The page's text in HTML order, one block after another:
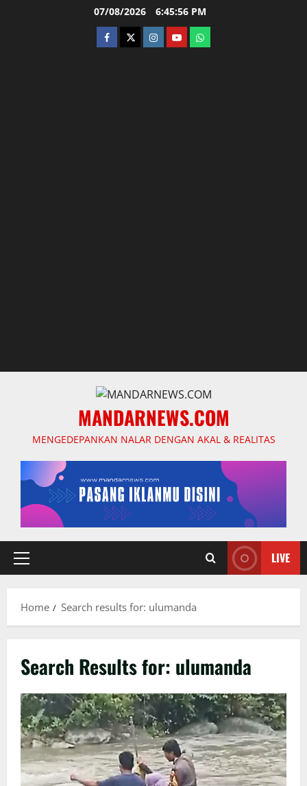
07/08/2026 6:45:57 PM
facebooktwitterinstagram.com
youtubewhatsapp
MANDARNEWS.COM
MENGEDEPANKAN NALAR DENGAN AKAL & REALITAS
Primary
LIVE
Home Search results for: ulumanda
Search Results for: ulumanda